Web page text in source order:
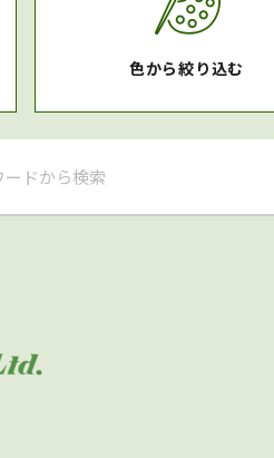
色から絞り込む